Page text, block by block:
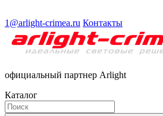
1@arlight-crimea.ru Контакты
официальный партнер Arlight
Каталог